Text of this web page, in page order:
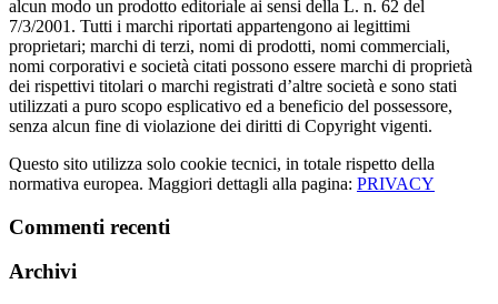
alcun modo un prodotto editoriale ai sensi della L. n. 62 del
7/3/2001. Tutti i marchi riportati appartengono ai legittimi
proprietari; marchi di terzi, nomi di prodotti, nomi commerciali,
nomi corporativi e società citati possono essere marchi di proprietà
dei rispettivi titolari o marchi registrati d’altre società e sono stati
utilizzati a puro scopo esplicativo ed a beneficio del possessore,
senza alcun fine di violazione dei diritti di Copyright vigenti.
Questo sito utilizza solo cookie tecnici, in totale rispetto della
normativa europea. Maggiori dettagli alla pagina: PRIVACY
Commenti recenti
Archivi